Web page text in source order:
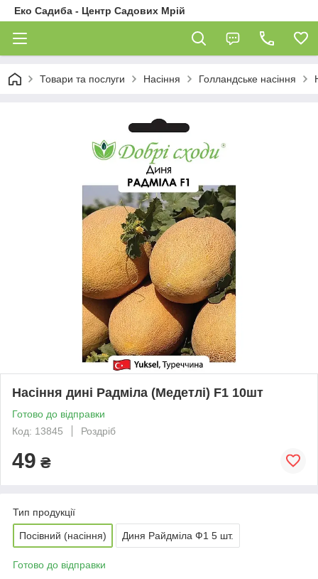
Еко Садиба - Центр Садових Мрій
Товари та послуги Насіння Голландське насіння
Насіння дині Радміла (Медетлі) F1 10шт
Готово до відправки
Код: 13845
Роздріб
49 ₴
Тип продукції
Посівний (насіння) Диня Райдміла Ф1 5 шт.
Готово до відправки